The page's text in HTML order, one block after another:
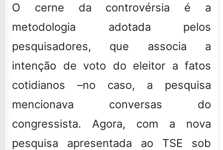
O cerne da controvérsia é a
metodologia adotada pelos
pesquisadores, que associa a
intenção de voto do eleitor a fatos
cotidianos –no caso, a pesquisa
mencionava conversas do
congressista. Agora, com a nova
pesquisa apresentada ao TSE sob